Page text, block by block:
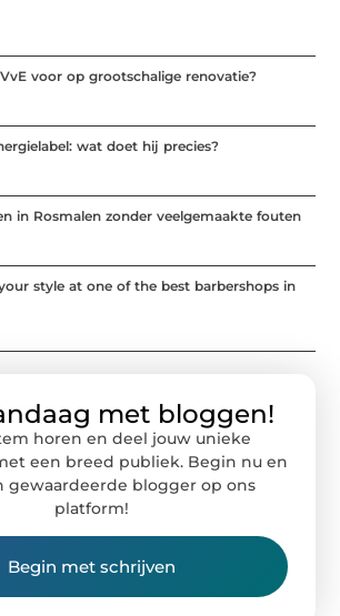
voor op grootschalige renovatie?
wat doet hij precies?
in Rosmalen zonder veelgemaakte fouten
style at one of the best barbershops in
met bloggen!
horen en deel jouw unieke
een breed publiek. Begin nu en
gewaardeerde blogger op ons
platform!
Begin met schrijven